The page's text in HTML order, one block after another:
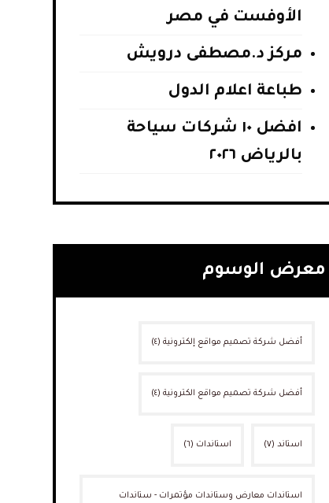
الأوفست في مصر
مركز د.مصطفى درويش
طباعة اعلام الدول
افضل ١٠ شركات سياحة
بالرياض ٢٠٢٦
معرض الوسوم
أفضل شركة تصميم مواقع إلكترونية(٤)
أفضل شركة تصميم مواقع الكترونية(٤)
استاند(٧) استاندات (٦)
استاندات معارض وستاندات مؤتمرات - ستاندات